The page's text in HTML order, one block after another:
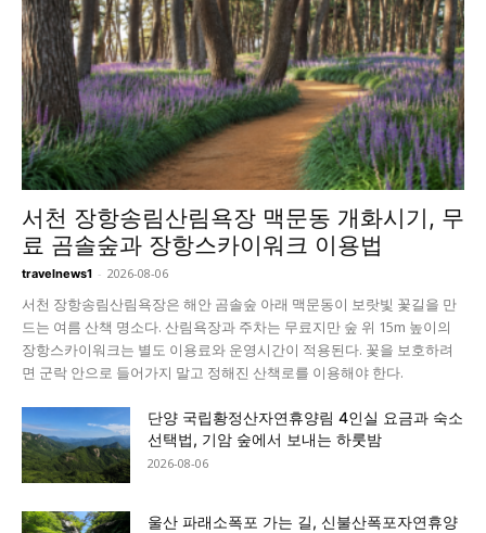
서천 장항송림산림욕장 맥문동 개화시기, 무
료 곰솔숲과 장항스카이워크 이용법
travelnews1 - 2026-08-06
서천 장항송림산림욕장은 해안 곰솔숲 아래 맥문동이 보랏빛 꽃길을 만
드는 여름 산책 명소다. 산림욕장과 주차는 무료지만 숲 위 15m 높이의
장항스카이워크는 별도 이용료와 운영시간이 적용된다. 꽃을 보호하려
면 군락 안으로 들어가지 말고 정해진 산책로를 이용해야 한다.
단양 국립황정산자연휴양림 4인실 요금과 숙소
선택법, 기암 숲에서 보내는 하룻밤
2026-08-06
울산 파래소폭포 가는 길, 신불산폭포자연휴양